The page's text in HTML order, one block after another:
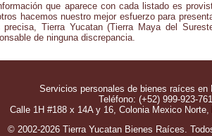
que aparece con cada listado es
hacemos nuestro mejor esfuerzo para
precisa, Tierra Yucatan (Tierra Maya del
de ninguna discrepancia.
Servicios personales de bienes raíces en
Teléfono: (+52) 999-923-
Calle 1H #188 x 14A y 16, Colonia Mexico
© 2002-2026 Tierra Yucatan Bienes Raíces.